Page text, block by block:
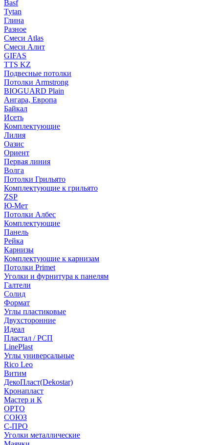
Basf
Tytan
Глина
Разное
Смеси Atlas
Смеси Алит
GIFAS
TTS KZ
Подвесные потолки
Потолки Armstrong
BIOGUARD Plain
Ангара, Европа
Байкал
Исеть
Комплектующие
Лилия
Оазис
Ориент
Первая линия
Волга
Потолки Грильято
Комплектующие к грильято
ZSP
Ю-Мет
Потолки Албес
Комплектующие
Панель
Рейка
Карнизы
Комплектующие к карнизам
Потолки Primet
Уголки и фурнитура к панелям
Галтели
Солид
Формат
Углы пластиковые
Двухсторонние
Идеал
Пластал / РСП
LinePlast
Углы универсальные
Rico Leo
Витим
ДекоПласт(Dekostar)
Кронапласт
Мастер и К
ОРТО
СОЮЗ
С-ПРО
Уголки металлические